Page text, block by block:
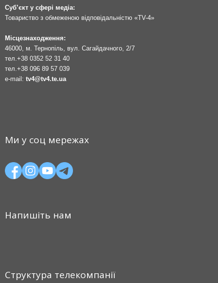
Суб’єкт у сфері медіа:
Товариство з обмеженою відповідальністю «TV-4»
Місцезнаходження:
46000, м. Тернопіль, вул. Сагайдачного, 2/7
тел. +38 0352 52 31 40
тел. +38 096 89 57 039
e-mail: tv4@tv4.te.ua
Ми у соц мережах
Напишіть нам
Структура телекомпанії